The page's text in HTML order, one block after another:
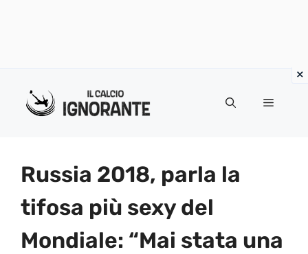
Menu
Russia 2018, parla la
tifosa più sexy del
Mondiale: “Mai stata una